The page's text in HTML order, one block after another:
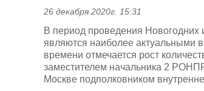
26 декабря 2020г. 15:31
В период проведения Новогодних
являются наиболее актуальными
времени отмечается рост
заместителем начальника 2
Москве подполковником